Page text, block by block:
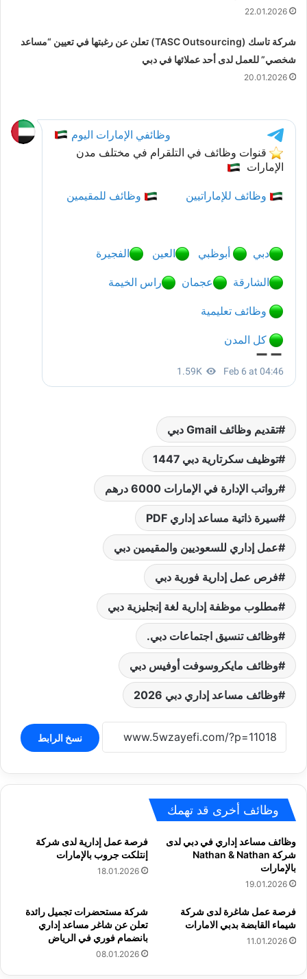
22.01.2026
شركة تاسك (TASC Outsourcing) تعلن عن رغبتها في تعيين “مساعد
شخصي” للعمل لدى أحد عملائها في دبي
20.01.2026
تقديم وظائف Gmail دبي
توظيف سكرتارية دبي 1447
رواتب الإدارة في الإمارات 6000 درهم
سيرة ذاتية مساعد إداري PDF
عمل إداري للسعوديين والمقيمين دبي
فرص عمل إدارية فورية دبي
مطلوب موظفة إدارية لغة إنجليزية دبي
وظائف تنسيق اجتماعات دبي.
وظائف مايكروسوفت أوفيس دبي
وظائف مساعد إداري دبي 2026
نسخ الرابط
وظائف أخرى قد تهمك
وظائف مساعد إداري في دبي لدى
شركة Nathan & Nathan
بالإمارات
19.01.2026
فرصة عمل إدارية لدى شركة
إنتلكت جروب بالإمارات
18.01.2026
فرصة عمل شاغرة لدى شركة
شيماء القابضة بدبي الامارات
11.01.2026
شركة مستحضرات تجميل رائدة
تعلن عن شاغر مساعد إداري
بانضمام فوري في الرياض
08.01.2026